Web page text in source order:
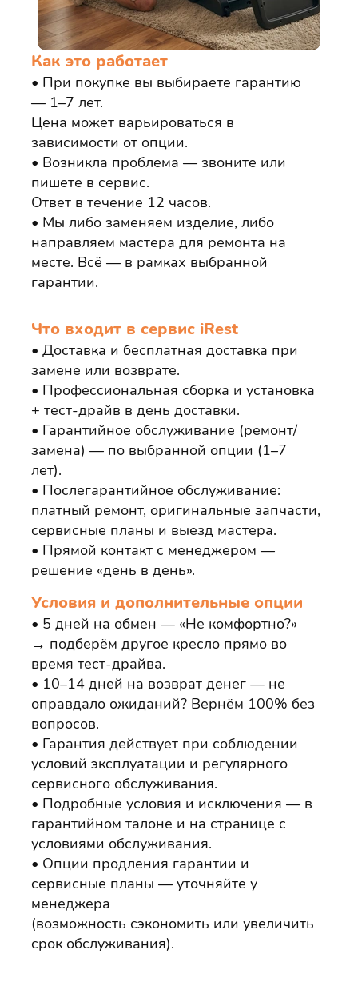
Как это работает
При покупке вы выбираете гарантию
— 1–7 лет.
Цена может варьироваться в
зависимости от опции.
Возникла проблема — звоните или
пишете в сервис.
Ответ в течение 12 часов.
Мы либо заменяем изделие, либо
направляем мастера для ремонта на
месте. Всё — в рамках выбранной
гарантии.
Что входит в сервис iRest
Доставка и бесплатная доставка при
замене или возврате.
Профессиональная сборка и установка
+ тест‑драйв в день доставки.
Гарантийное обслуживание (ремонт/
замена) — по выбранной опции (1–7
лет).
Послегарантийное обслуживание:
платный ремонт, оригинальные запчасти,
сервисные планы и выезд мастера.
Прямой контакт с менеджером —
решение «день в день».
Условия и дополнительные опции
5 дней на обмен — «Не комфортно?»
→ подберём другое кресло прямо во
время тест‑драйва.
10–14 дней на возврат денег — не
оправдало ожиданий? Вернём 100% без
вопросов.
Гарантия действует при соблюдении
условий эксплуатации и регулярного
сервисного обслуживания.
Подробные условия и исключения — в
гарантийном талоне и на странице с
условиями обслуживания.
Опции продления гарантии и
сервисные планы — уточняйте у
менеджера
(возможность сэкономить или увеличить
срок обслуживания).